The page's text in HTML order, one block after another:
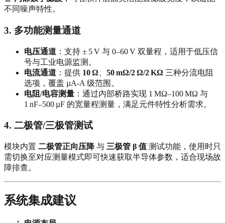
不同噪声特性。
3. 多功能测量通道
电压通道 ：支持 ± 5 V 与 0–60 V 双量程，适用于低压信
号与工业电源监测。
电流通道 ：提供 10 Ω 50 mΩ/2 Ω/2 KΩ 三种分流电阻
选项，覆盖 µA‑A 级范围。
电阻/电容测量 ：通过内部桥路实现 1 MΩ–100 MΩ 与
1 nF–500 µF 的宽量程测量，满足元件特性分析需求。
4. 二极管/三极管测试
模块内置 二极管正向压降 与 三极管 β 值 测试功能，使用时只
需切换至对应测量模式即可快速获取半导体参数，适合现场故
障排查。
系统集成建议